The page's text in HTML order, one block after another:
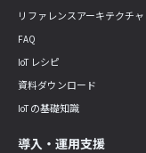
リファレンスアーキテクチャ
FAQ
IoT レシピ
資料ダウンロード
IoT の基礎知識
導入・運用支援